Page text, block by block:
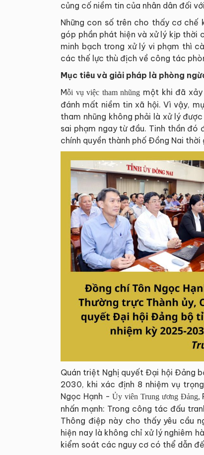
củng cố niềm tin của nhân dân đối
Những con số trên cho thấy cơ
góp phần phát hiện và xử lý kịp thời
minh bạch trong xử lý vi phạm thì
các thế lực thù địch về công tác
Mục tiêu và giải pháp là p hòng
Mỗi vụ việc tham nhũng một khi đã
đánh mất niềm tin xã hội. Vì vậy,
tham nhũng không phải là xử lý
sai phạm ngay từ đầu. Tinh thần đó
chính quyền thành phố Đồng Nai thời
Quán triệt Nghị quyết Đại hội Đảng
2030, khi xác định 8 nhiệm vụ
Ngọc Hạnh -Ủy viên Trung ương Đảng,
nhấn mạnh: Trong công tác đấu
Thông điệp này cho thấy yêu cầu
hiện nay là không chỉ xử lý nghiêm
kiểm soát các nguy cơ có thể dẫn